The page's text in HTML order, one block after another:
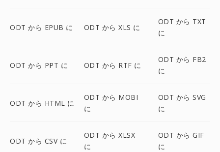
ODT から EPUB に ODT から XLS に
ODT から TXT
に
ODT から PPT に ODT から RTF に
ODT から FB2
に
ODT から HTML に
ODT から MOBI
に
ODT から SVG
に
ODT から CSV に
ODT から XLSX
に
ODT から GIF
に